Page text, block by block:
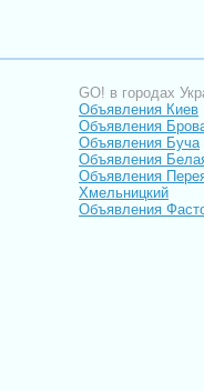
GO! в городах
Объявления Киев
Объявления
Объявления Буча
Объявления
Объявления
Хмельницкий
Объявления